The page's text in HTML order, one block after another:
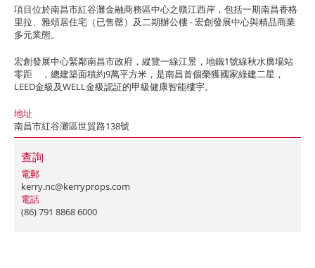
項目位於南昌市紅谷灘金融商務區中心之贛江西岸，包括一期南昌香格
里拉、雅頌居住宅（已售罄）及二期辦公樓 - 宏創發展中心與精品商業
多元業態。
宏創發展中心緊鄰南昌市政府，縱覽一線江景，地鐵1號線秋水廣場站
零距離，總建築面積約9萬平方米，是南昌首個榮獲國家綠建二星，
LEED金級及WELL金級認証的甲級健康智能樓宇。
地址
南昌市紅谷灘區世貿路138號
查詢
電郵
kerry.nc@kerryprops.com
電話
(86) 791 8868 6000